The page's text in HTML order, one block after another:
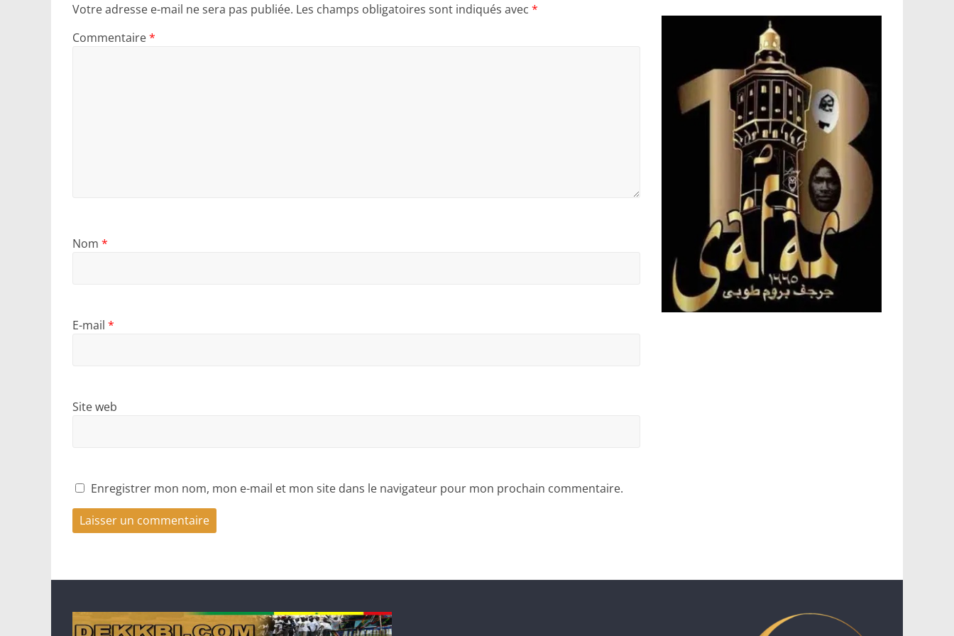
Votre adresse e-mail ne sera pas publiée. Les champs obligatoires sont indiqués avec *
Commentaire*
Nom *
E-mail *
Site web
Enregistrer mon nom, mon e-mail et mon site dans le navigateur pour mon prochain commentaire.